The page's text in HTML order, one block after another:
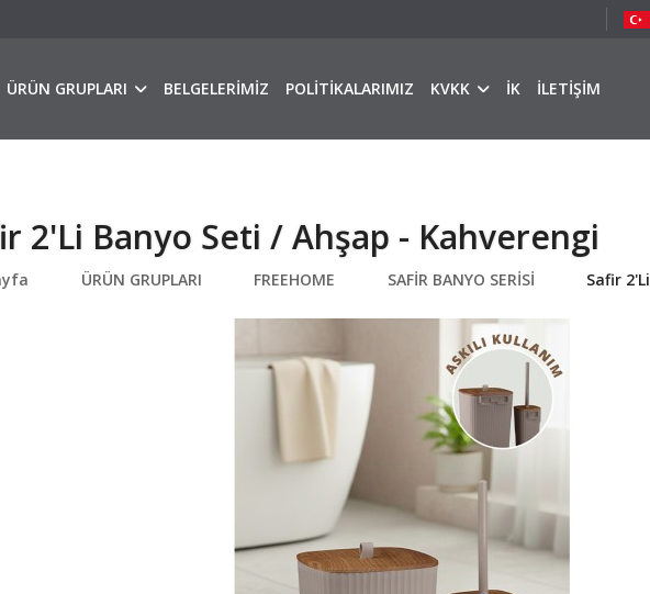
ÜRÜN GRUPLARI BELGELERİMİZ POLİTİKALARIMIZ KVKK İK İLETİŞİM
2'Li Banyo Seti / Ahşap - Kahverengi
ÜRÜN GRUPLARI FREEHOME SAFİR BANYO SERİSİ Safir